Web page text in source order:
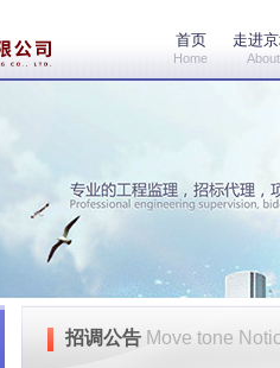
首页
Home
走进
About
招调公告Move tone